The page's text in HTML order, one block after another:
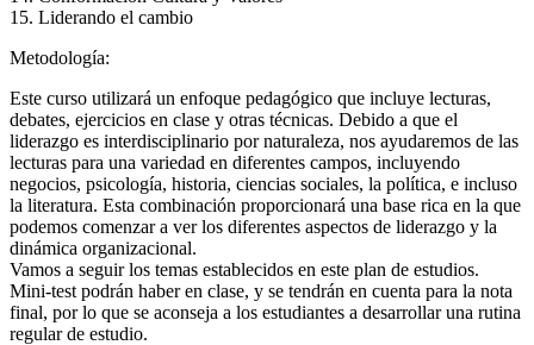
15. Liderando el cambio
Metodología:
Este curso utilizará un enfoque pedagógico que incluye lecturas,
debates, ejercicios en clase y otras técnicas. Debido a que el
liderazgo es interdisciplinario por naturaleza, nos ayudaremos de las
lecturas para una variedad en diferentes campos, incluyendo
negocios, psicología, historia, ciencias sociales, la política, e incluso
la literatura. Esta combinación proporcionará una base rica en la que
podemos comenzar a ver los diferentes aspectos de liderazgo y la
dinámica organizacional.
Vamos a seguir los temas establecidos en este plan de estudios.
Mini-test podrán haber en clase, y se tendrán en cuenta para la nota
final, por lo que se aconseja a los estudiantes a desarrollar una rutina
regular de estudio.